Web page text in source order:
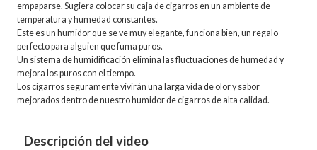
empaparse. Sugiera colocar su caja de cigarros en un ambiente de
temperatura y humedad constantes.
Este es un humidor que se ve muy elegante, funciona bien, un regalo
perfecto para alguien que fuma puros.
Un sistema de humidificación elimina las fluctuaciones de humedad y
mejora los puros con el tiempo.
Los cigarros seguramente vivirán una larga vida de olor y sabor
mejorados dentro de nuestro humidor de cigarros de alta calidad.
Descripción del video